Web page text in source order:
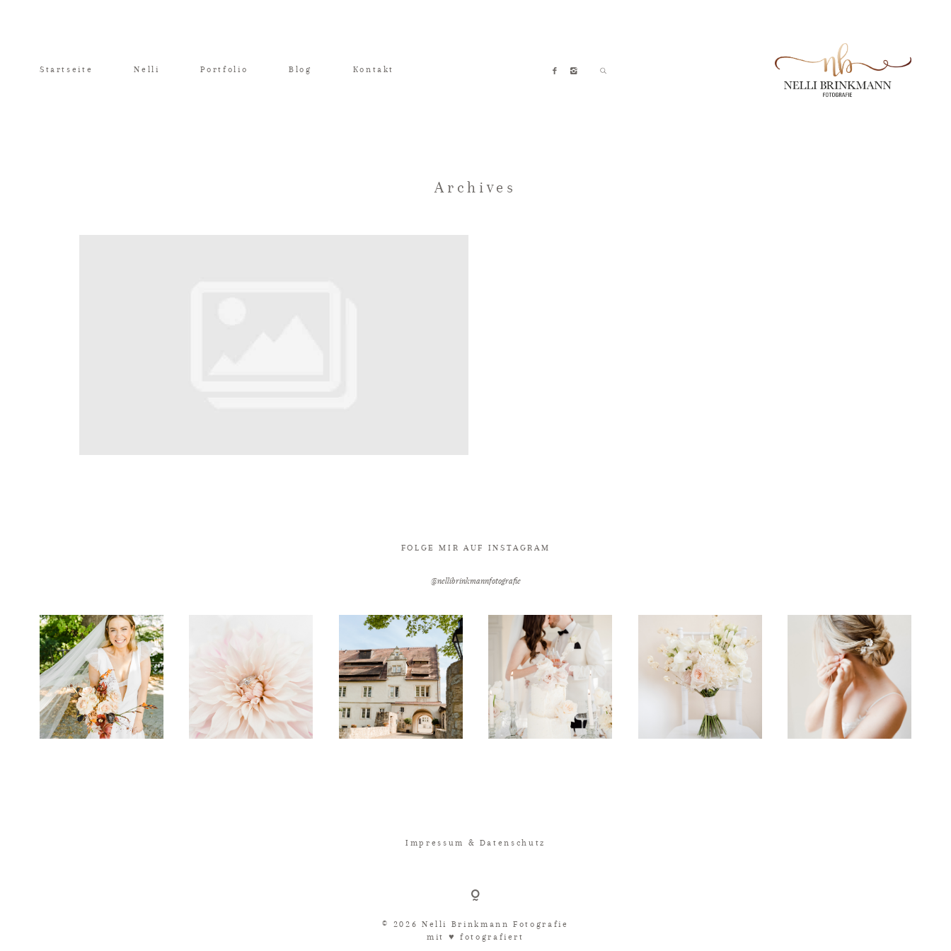
Startseite Nelli Portfolio Blog Kontakt
Archives
FOLGE MIR AUF INSTAGRAM
@nellibrinkmannfotografie
Impressum & Datenschutz
© 2026 Nelli Brinkmann Fotografie
mit ♥︎ fotografiert